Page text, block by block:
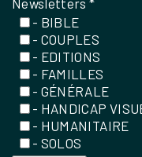
Newsletters*
- BIBLE
- COUPLES
- EDITIONS
- FAMILLES
- GÉNÉRALE
- HANDICAP
- HUMANITAIRE
- SOLOS